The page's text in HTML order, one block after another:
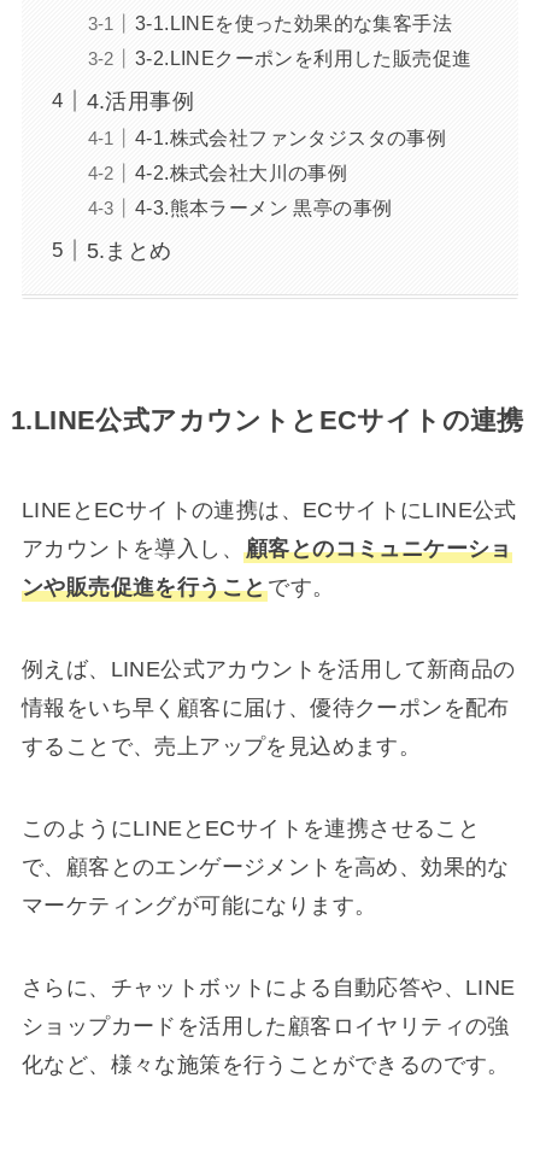
3-1.LINEを使った効果的な集客手法
3-2.LINEクーポンを利用した販売促進
4.活用事例
4-1.株式会社ファンタジスタの事例
4-2.株式会社大川の事例
4-3.熊本ラーメン 黒亭の事例
5.まとめ
1.LINE公式アカウントとECサイトの連携
LINEとECサイトの連携は、ECサイトにLINE公式
アカウントを導入し、 顧客とのコミュニケーショ
ンや販売促進を行うことです。
例えば、LINE公式アカウントを活用して新商品の
情報をいち早く顧客に届け、優待クーポンを配布
することで、売上アップを見込めます。
このようにLINEとECサイトを連携させること
で、顧客とのエンゲージメントを高め、効果的な
マーケティングが可能になります。
さらに、チャットボットによる自動応答や、LINE
ショップカードを活用した顧客ロイヤリティの強
化など、様々な施策を行うことができるのです。